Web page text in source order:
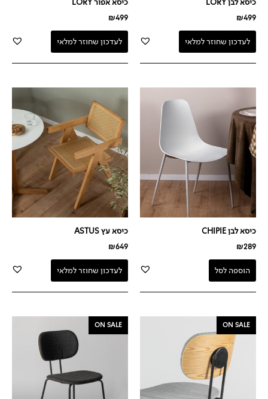
כיסא לבן LORY
₪499
לעדכון שחוזר למלאי
כיסא אפור LORY
₪499
לעדכון שחוזר למלאי
כיסא לבן CHIPIE
₪289
הוספה לסל
כיסא עץ ASTUS
₪649
לעדכון שחוזר למלאי
ON SALE
המחיר
המקורי
היה:
₪629.
הנוכחי
₪299.
ON SALE
המחיר
המקורי
הנוכחי
הוא:
₪299.